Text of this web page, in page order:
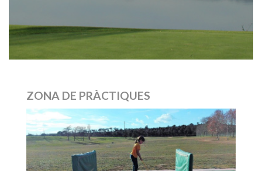
ZONA DE PRÀCTIQUES